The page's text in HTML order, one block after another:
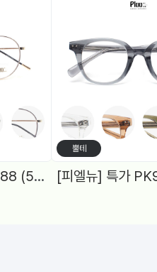
[피엘유] 특가 PJS1988 (50) 메탈원형, 블루라이트 차단렌즈 2Color
뿔테